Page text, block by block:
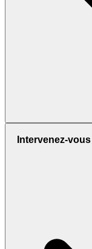
Intervenez-